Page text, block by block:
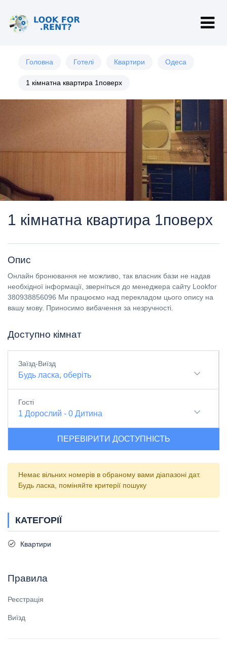
Головна Готелі Квартири Одеса
1 кімнатна квартира 1поверх
1 кімнатна квартира 1поверх
Опис
Онлайн бронювання не можливо, так власник бази не надав
необхідної інформації, зверніться до менеджера сайту Lookfor
380938856096 Ми працюємо над перекладом цього опису на
вашу мову. Приносимо вибачення за незручності.
Доступно кімнат
Заїзд-Виїзд
Будь ласка, оберіть
Гості
1 Дорослий - 0 Дитина
ПЕРЕВІРИТИ ДОСТУПНІСТЬ
Немає вільних номерів в обраному вами діапазоні дат.
Будь ласка, поміняйте критерії пошуку
КАТЕГОРІЇ
Квартири
Правила
Реєстрація
Виїзд